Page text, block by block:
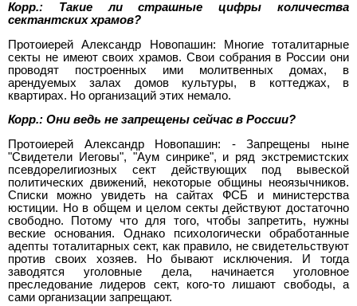
Корр.: Такие ли страшные цифры количества
сектантских храмов?
Протоиерей Александр Новопашин: Многие тоталитарные
секты не имеют своих храмов. Свои собрания в России они
проводят построенных ими молитвенных домах, в
арендуемых залах домов культуры, в коттеджах, в
квартирах. Но организаций этих немало.
Корр.: Они ведь не запрещены сейчас в России?
Протоиерей Александр Новопашин: - Запрещены ныне
"Свидетели Иеговы", "Аум синрике", и ряд экстремистских
псевдорелигиозных сект действующих под вывеской
политических движений, некоторые общины неоязычников.
Списки можно увидеть на сайтах ФСБ и министерства
юстиции. Но в общем и целом секты действуют достаточно
свободно. Потому что для того, чтобы запретить, нужны
веские основания. Однако психологически обработанные
адепты тоталитарных сект, как правило, не свидетельствуют
против своих хозяев. Но бывают исключения. И тогда
заводятся уголовные дела, начинается уголовное
преследование лидеров сект, кого-то лишают свободы, а
сами организации запрещают.